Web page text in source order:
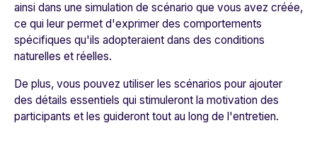
ainsi dans une simulation de scénario que vous avez créée,
ce qui leur permet d'exprimer des comportements
spécifiques qu'ils adopteraient dans des conditions
naturelles et réelles.
De plus, vous pouvez utiliser les scénarios pour ajouter
des détails essentiels qui stimuleront la motivation des
participants et les guideront tout au long de l'entretien.